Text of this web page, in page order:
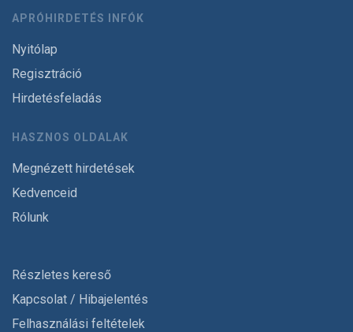
APRÓHIRDETÉS INFÓK
Nyitólap
Regisztráció
Hirdetésfeladás
HASZNOS OLDALAK
Megnézett hirdetések
Kedvenceid
Rólunk
Részletes kereső
Kapcsolat / Hibajelentés
Felhasználási feltételek